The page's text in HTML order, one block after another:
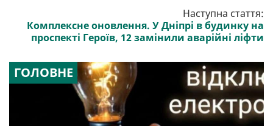
Наступна стаття:
Комплексне оновлення. У Дніпрі в будинку на
проспекті Героїв, 12 замінили аварійні ліфти
ГОЛОВНЕ